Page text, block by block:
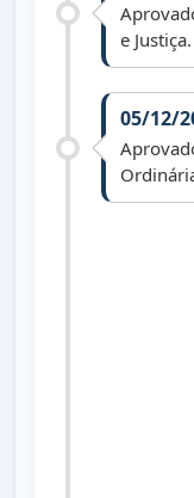
e Justiça.
05/12/